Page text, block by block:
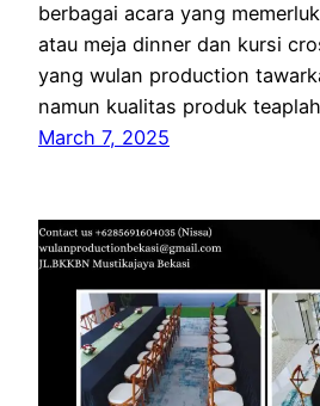
berbagai acara yang
atau meja dinner dan kursi
yang wulan production
namun kualitas produk
March 7, 2025